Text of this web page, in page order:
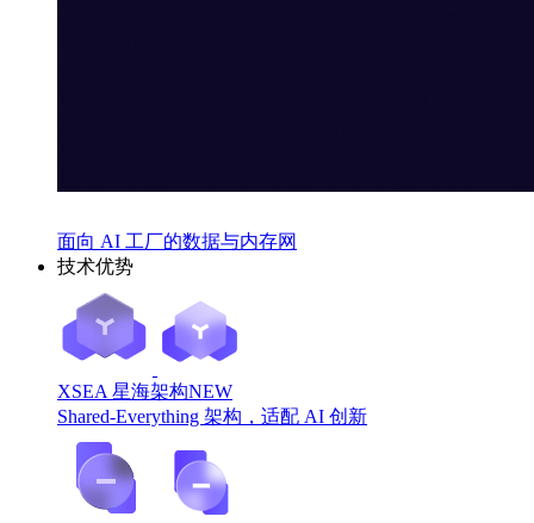
面向 AI 工厂的数据与内存网
技术优势
XSEA 星海架构NEW
Shared-Everything 架构，适配 AI 创新